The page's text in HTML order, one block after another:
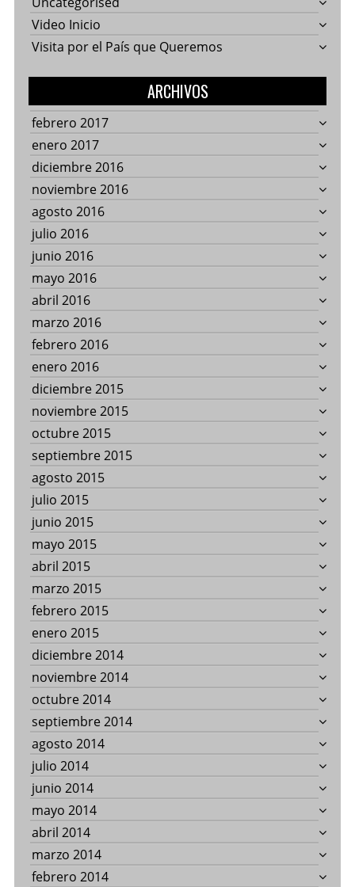
Video Inicio
Visita por el País que Queremos
ARCHIVOS
febrero 2017
enero 2017
diciembre 2016
noviembre 2016
agosto 2016
julio 2016
junio 2016
mayo 2016
abril 2016
marzo 2016
febrero 2016
enero 2016
diciembre 2015
noviembre 2015
octubre 2015
septiembre 2015
agosto 2015
julio 2015
junio 2015
mayo 2015
abril 2015
marzo 2015
febrero 2015
enero 2015
diciembre 2014
noviembre 2014
octubre 2014
septiembre 2014
agosto 2014
julio 2014
junio 2014
mayo 2014
abril 2014
marzo 2014
febrero 2014